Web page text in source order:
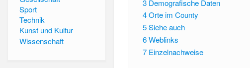
Sport
Technik
Kunst und Kultur
Wissenschaft
3 Demografische Daten
4Orte im County
5Siehe auch
6Weblinks
7 Einzelnachweise